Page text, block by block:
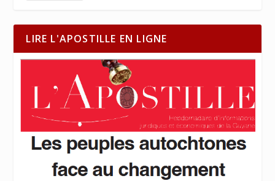
LIRE L'APOSTILLE EN LIGNE